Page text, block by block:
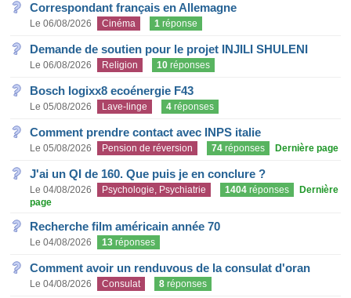
Correspondant français en Allemagne
Le 06/08/2026 Cinéma 1 réponse
Demande de soutien pour le projet INJILI SHULENI
Le 06/08/2026 Religion 10 réponses
Bosch logixx8 ecoénergie F43
Le 05/08/2026 Lave-linge 4 réponses
Comment prendre contact avec INPS italie
Le 05/08/2026 Pension de réversion 74 réponses Dernière page
J'ai un QI de 160. Que puis je en conclure ?
Le 04/08/2026 Psychologie, Psychiatrie 1404 réponses
Dernière
page
Recherche film américain année 70
Le 04/08/2026 13 réponses
Comment avoir un renduvous de la consulat d'oran
Le 04/08/2026 Consulat 8 réponses